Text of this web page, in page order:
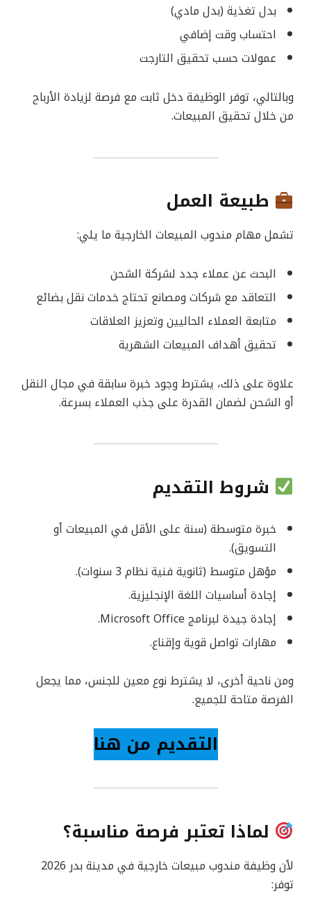
بدل تغذية (بدل مادي)
احتساب وقت إضافي
عمولات حسب تحقيق التارجت
وبالتالي، توفر الوظيفة دخل ثابت مع فرصة لزيادة الأرباح
من خلال تحقيق المبيعات.
طبيعة العمل
تشمل مهام مندوب المبيعات الخارجية ما يلي:
البحث عن عملاء جدد لشركة الشحن
التعاقد مع شركات ومصانع تحتاج خدمات نقل بضائع
متابعة العملاء الحاليين وتعزيز العلاقات
تحقيق أهداف المبيعات الشهرية
علاوة على ذلك، يشترط وجود خبرة سابقة في مجال النقل
أو الشحن لضمان القدرة على جذب العملاء بسرعة.
شروط التقديم
خبرة متوسطة (سنة على الأقل في المبيعات أو
التسويق).
مؤهل متوسط (ثانوية فنية نظام 3 سنوات).
إجادة أساسيات اللغة الإنجليزية.
إجادة جيدة لبرنامج Microsoft Office.
مهارات تواصل قوية وإقناع.
ومن ناحية أخرى، لا يشترط نوع معين للجنس، مما يجعل
الفرصة متاحة للجميع.
التقديم من هنا
لماذا تعتبر فرصة مناسبة؟
لأن وظيفة مندوب مبيعات خارجية في مدينة بدر 2026
توفر: